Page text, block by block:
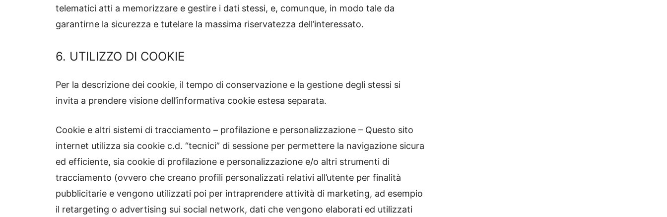
telematici atti a memorizzare e gestire i dati stessi, e, comunque, in modo tale da
garantirne la sicurezza e tutelare la massima riservatezza dell’interessato.
6. UTILIZZO DI COOKIE
Per la descrizione dei cookie, il tempo di conservazione e la gestione degli stessi si
invita a prendere visione dell’informativa cookie estesa separata.
Cookie e altri sistemi di tracciamento – profilazione e personalizzazione – Questo sito
internet utilizza sia cookie c.d. “tecnici” di sessione per permettere la navigazione sicura
ed efficiente, sia cookie di profilazione e personalizzazione e/o altri strumenti di
tracciamento (ovvero che creano profili personalizzati relativi all’utente per finalità
pubblicitarie e vengono utilizzati poi per intraprendere attività di marketing, ad esempio
il retargeting o advertising sui social network, dati che vengono elaborati ed utilizzati